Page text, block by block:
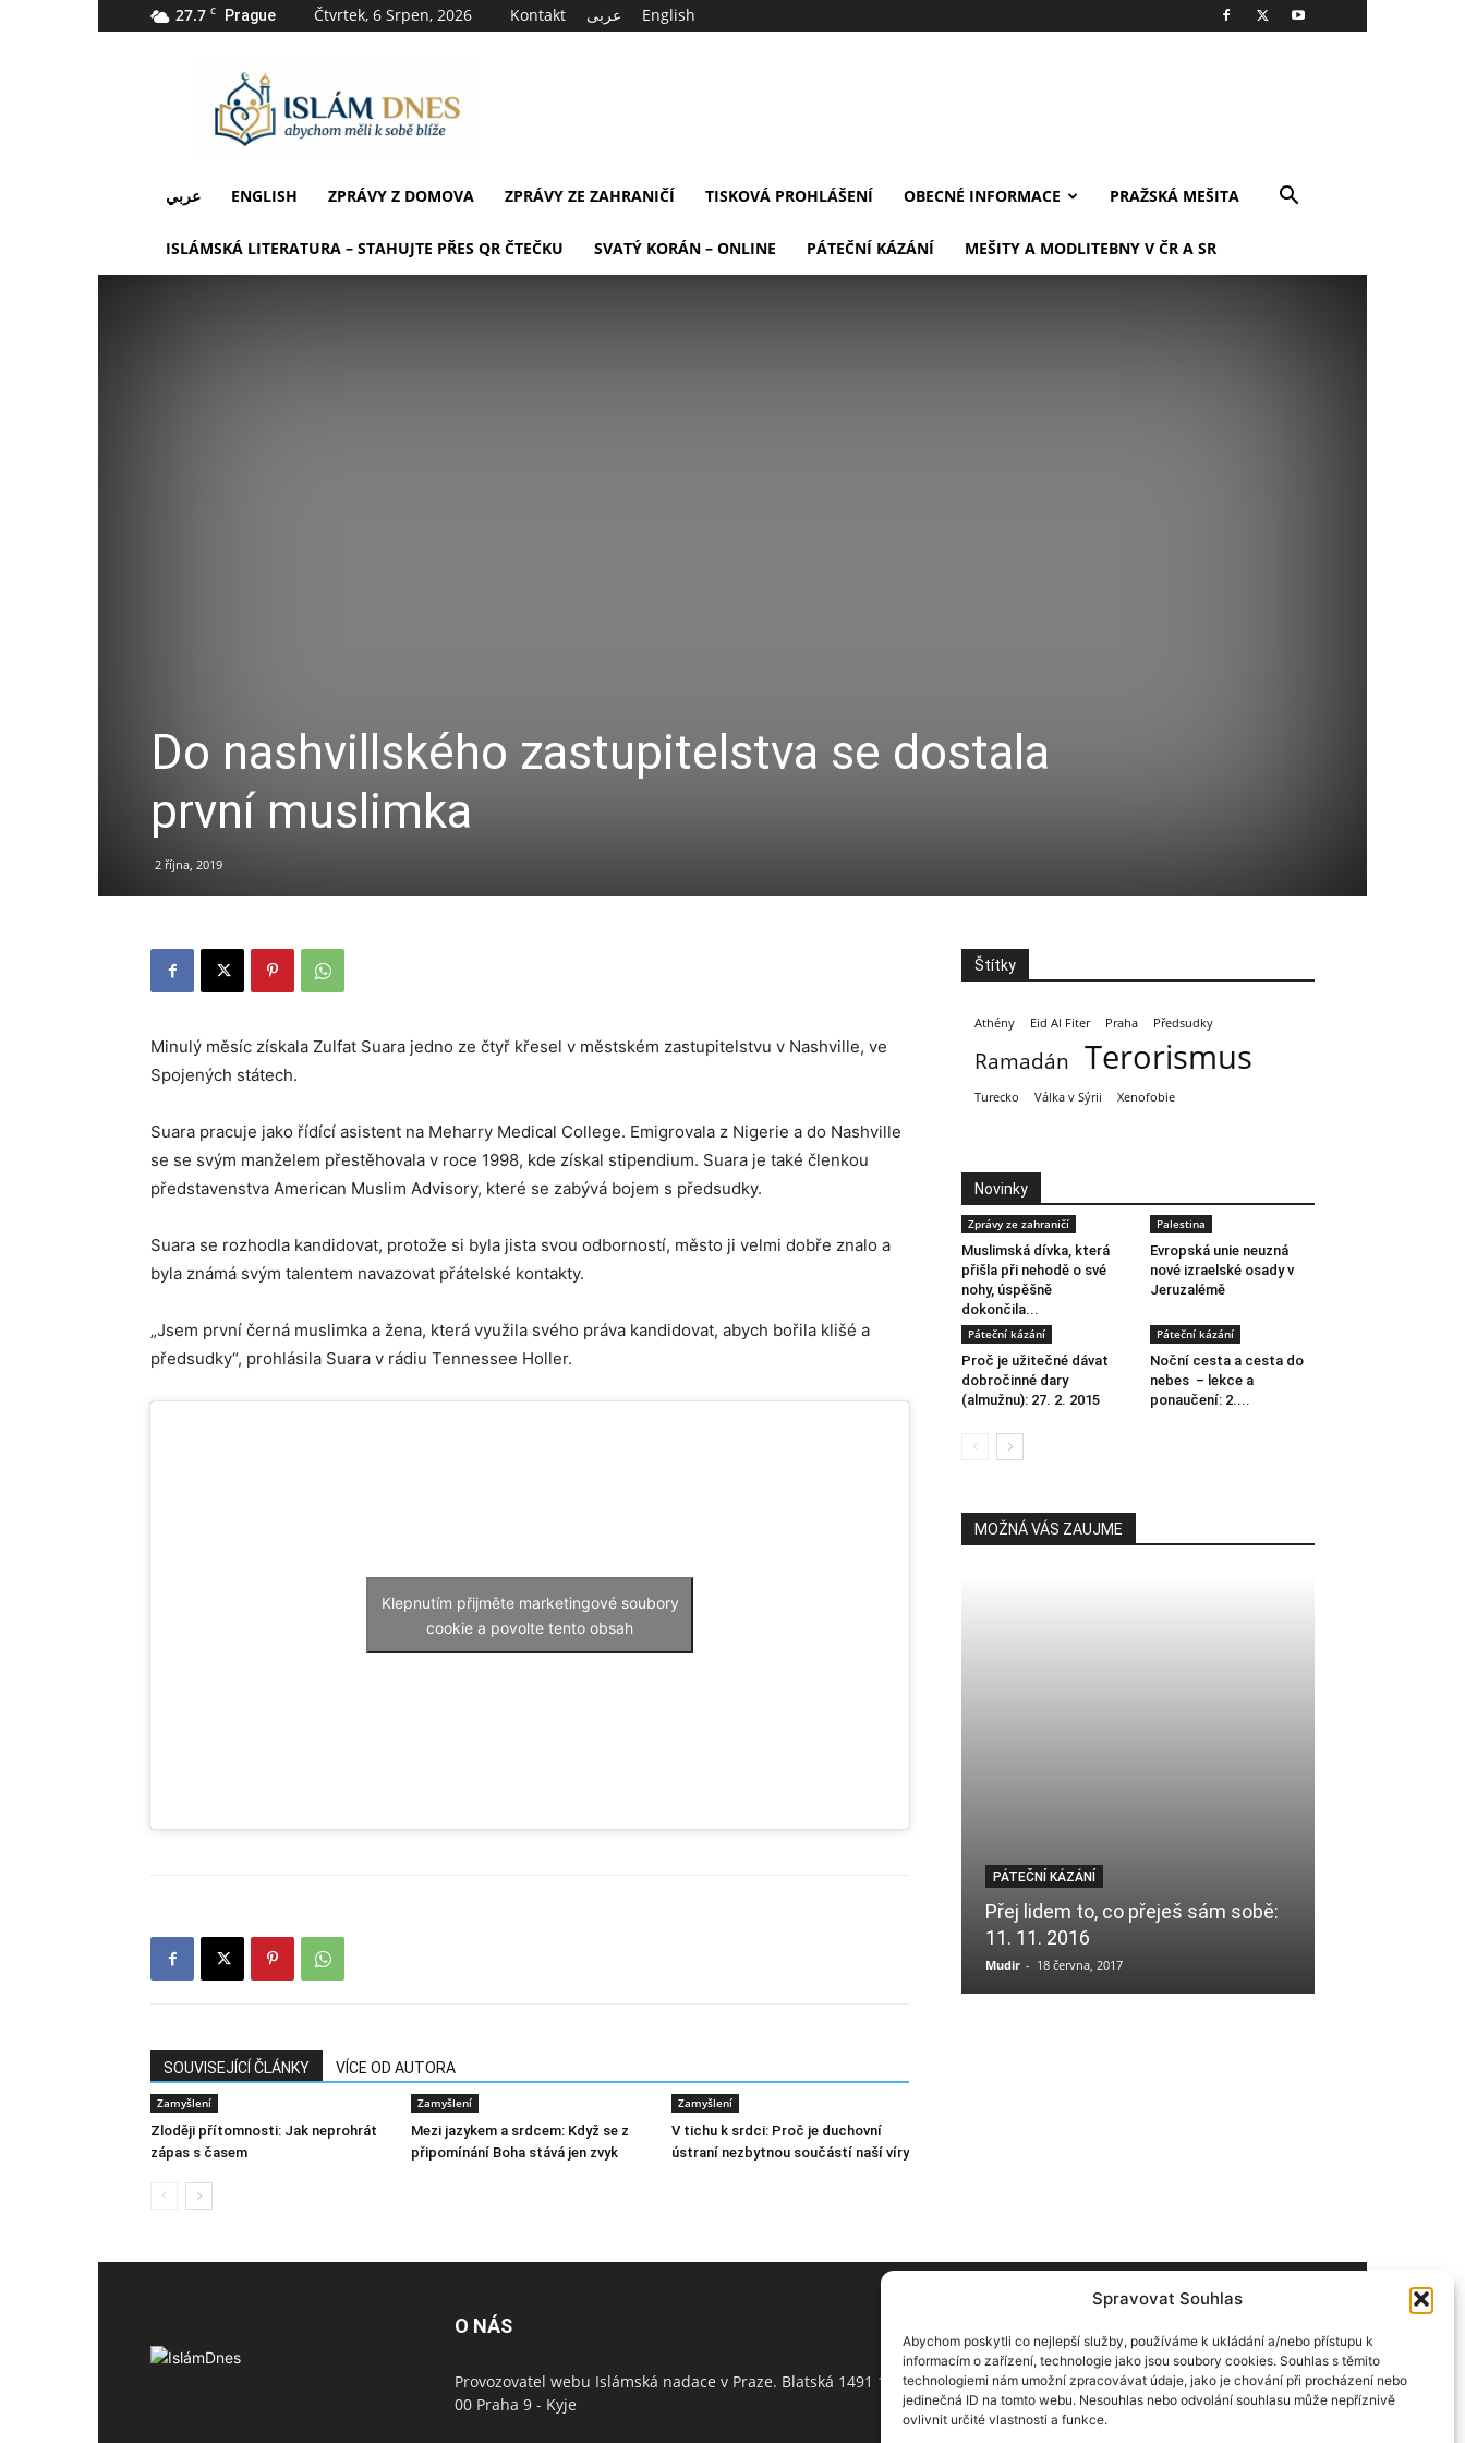
Spravovat Souhlas
Abychom poskytli co nejlepší služby, používáme k ukládání a/nebo přístupu k
informacím o zařízení, technologie jako jsou soubory cookies. Souhlas s těmito
technologiemi nám umožní zpracovávat údaje, jako je chování při procházení nebo
jedinečná ID na tomto webu. Nesouhlas nebo odvolání souhlasu může nepříznivě
ovlivnit určité vlastnosti a funkce.
27.7 C Prague Čtvrtek, 6 Srpen, 2026 Kontakt عربى English
عربي ENGLISH ZPRÁVY Z DOMOVA ZPRÁVY ZE ZAHRANIČÍ TISKOVÁ PROHLÁŠENÍ OBECNÉ INFORMACE PRAŽSKÁ MEŠITA
ISLÁMSKÁ LITERATURA – STAHUJTE PŘES QR ČTEČKU SVATÝ KORÁN – ONLINE PÁTEČNÍ KÁZÁNÍ MEŠITY A MODLITEBNY V ČR A SR
Do nashvillského zastupitelstva se dostala
první muslimka
2 října, 2019
Minulý měsíc získala Zulfat Suara jedno ze čtyř křesel v městském zastupitelstvu v Nashville, ve
Spojených státech.
Suara pracuje jako řídící asistent na Meharry Medical College. Emigrovala z Nigerie a do Nashville
se se svým manželem přestěhovala v roce 1998, kde získal stipendium. Suara je také členkou
představenstva American Muslim Advisory, které se zabývá bojem s předsudky.
Suara se rozhodla kandidovat, protože si byla jista svou odborností, město ji velmi dobře znalo a
byla známá svým talentem navazovat přátelské kontakty.
„Jsem první černá muslimka a žena, která využila svého práva kandidovat, abych bořila klišé a
předsudky“, prohlásila Suara v rádiu Tennessee Holler.
Klepnutím přijměte marketingové soubory
cookie a povolte tento obsah
SOUVISEJÍCÍ ČLÁNKY VÍCE OD AUTORA
Zamyšlení
Zloději přítomnosti: Jak neprohrát
zápas s časem
Zamyšlení
Mezi jazykem a srdcem: Když se z
připomínání Boha stává jen zvyk
Zamyšlení
V tichu k srdci: Proč je duchovní
ústraní nezbytnou součástí naší víry
Štítky
Athény Eid Al Fiter Praha Předsudky
Ramadán Terorismus
Turecko Válka v Sýrii Xenofobie
Novinky
Zprávy ze zahraničí
Muslimská dívka, která
přišla při nehodě o své
nohy, úspěšně
dokončila...
Palestina
Evropská unie neuzná
nové izraelské osady v
Jeruzalémě
Páteční kázání
Proč je užitečné dávat
dobročinné dary
(almužnu): 27. 2. 2015
Páteční kázání
Noční cesta a cesta do
nebes – lekce a
ponaučení: 2....
MOŽNÁ VÁS ZAUJME
PÁTEČNÍ KÁZÁNÍ
Přej lidem to, co přeješ sám sobě:
11. 11. 2016
Mudir - 18 června, 2017
O NÁS
Provozovatel webu Islámská nadace v Praze. Blatská 1491 198
00 Praha 9 - Kyje